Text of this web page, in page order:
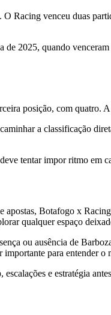
Racing venceu duas
2025, quando
posição, com quatro.
a classificação
tentar impor ritmo em
apostas, Botafogo x
qualquer espaço
ou ausência de
para entender o
e estratégia